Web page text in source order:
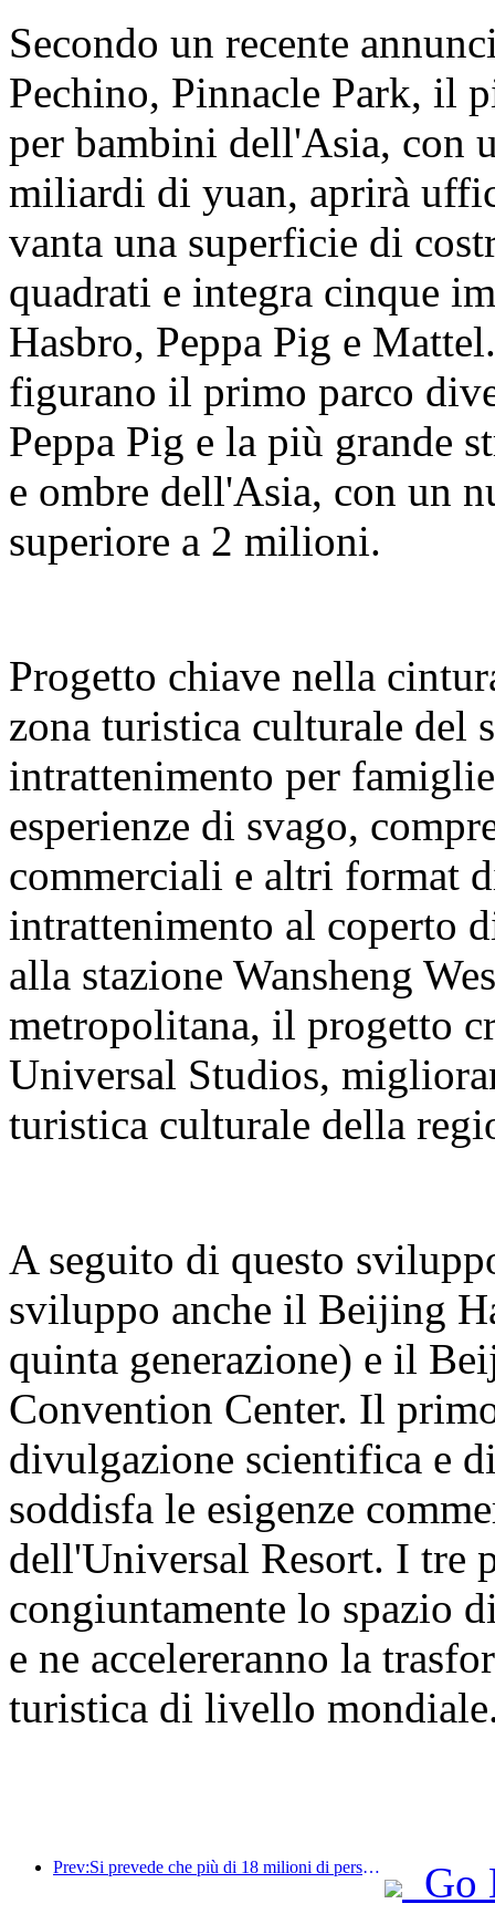
Secondo un recente
Pechino, Pinnacle Park, il
per bambini dell'Asia, con
miliardi di yuan, aprirà
vanta una superficie di
quadrati e integra cinque
Hasbro, Peppa Pig e
figurano il primo parco
Peppa Pig e la più grande
e ombre dell'Asia, con un
superiore a 2 milioni.
Progetto chiave nella
zona turistica culturale del
intrattenimento per
esperienze di svago,
commerciali e altri format
intrattenimento al coperto
alla stazione Wansheng
metropolitana, il progetto
Universal Studios,
turistica culturale della
A seguito di questo
sviluppo anche il Beijing
quinta generazione) e il
Convention Center. Il
divulgazione scientifica e
soddisfa le esigenze
dell'Universal Resort. I tre
congiuntamente lo spazio
e ne accelereranno la
turistica di livello
Prev:Si prevede che più di 18 milioni di persone entreranno e usciranno dal Paese durante i 9 giorni di festività della Festa di Primavera. Go